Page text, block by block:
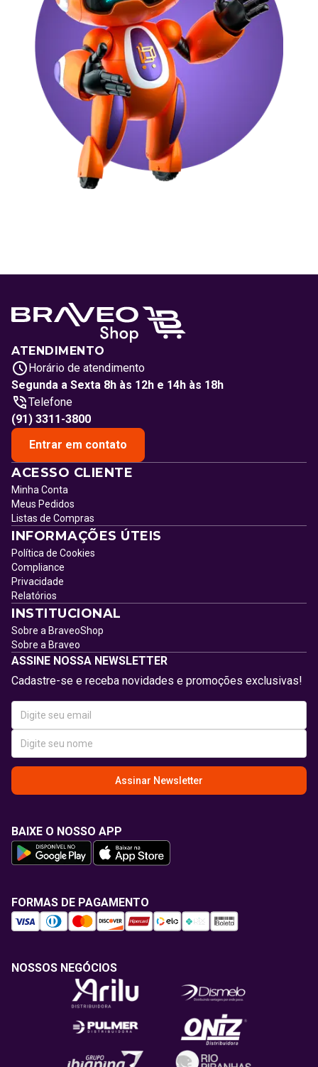
ATENDIMENTO
Horário de atendimento
Segunda a Sexta 8h às 12h e 14h às 18h
Telefone
(91) 3311-3800
Entrar em contato
ACESSO CLIENTE
Minha Conta
Meus Pedidos
Listas de Compras
INFORMAÇÕES ÚTEIS
Política de Cookies
Compliance
Privacidade
Relatórios
INSTITUCIONAL
Sobre a BraveoShop
Sobre a Braveo
ASSINE NOSSA NEWSLETTER
Cadastre-se e receba novidades e promoções exclusivas!
Assinar Newsletter
BAIXE O NOSSO APP
FORMAS DE PAGAMENTO
NOSSOS NEGÓCIOS